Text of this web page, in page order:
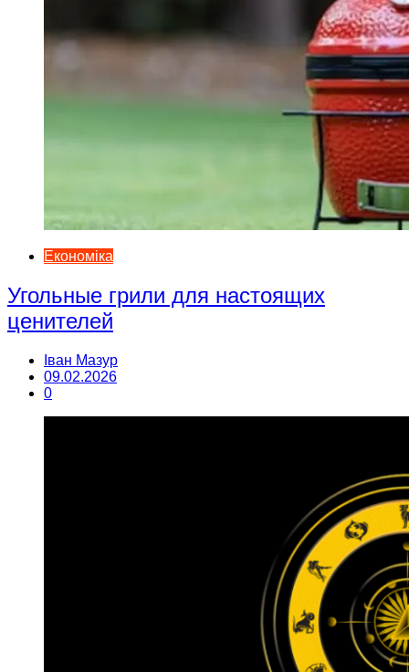
Економіка
Угольные грили для настоящих
ценителей
Іван Мазур
09.02.2026
0